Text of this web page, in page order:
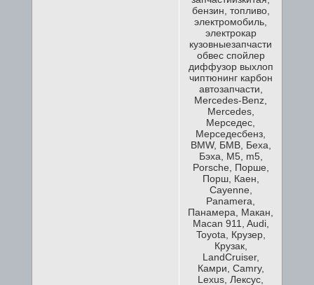
бензин, топливо,
электромобиль,
электрокар
кузовныезапчасти
обвес спойлер
диффузор выхлоп
чиптюнинг карбон
автозапчасти,
Mercedes-Benz,
Mercedes,
Мерседес,
Мерседесбенз,
BMW, БМВ, Беха,
Бэха, М5, m5,
Porsche, Порше,
Порш, Каен,
Cayenne,
Panamera,
Панамера, Макан,
Macan 911, Audi,
Toyota, Крузер,
Крузак,
LandCruiser,
Камри, Camry,
Lexus, Лексус,